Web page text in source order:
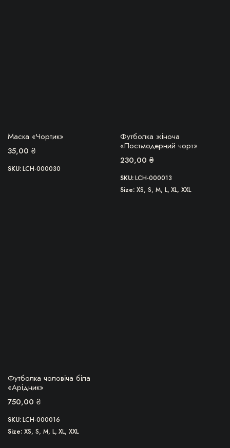
БЕРУ!
Маска «Чортик»
35,00 ₴
SKU:LCH-000030
БЕРУ!
Футболка жіноча
«Постмодерний чорт»
230,00 ₴
SKU:LCH-000013
Size XS, S, M, L, XL, XXL
БЕРУ!
Футболка чоловіча біла
«Арідник»
750,00 ₴
SKU:LCH-000016
Size XS, S, M, L, XL, XXL